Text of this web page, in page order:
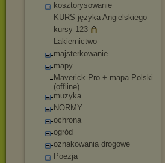
kosztorysowanie
KURS języka Angielskiego
kursy 123
Lakiernictwo
majsterkowanie
mapy
Maverick Pro + mapa Polski
(offline)
muzyka
NORMY
ochrona
ogród
oznakowania drogowe
Poezja